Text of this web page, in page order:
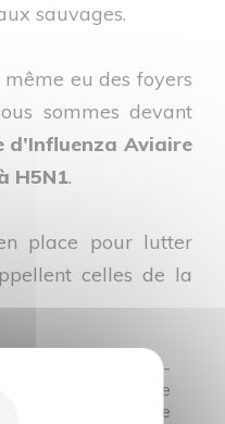
sauvages.
eu des foyers
sommes devant
Aviaire
H5N1.
place pour lutter
celles de la
avec une « dé-
densité d’élevage
mises en place de